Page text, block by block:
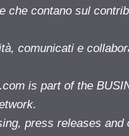
che contano sul
comunicati e
is part of the
network.
press releases and